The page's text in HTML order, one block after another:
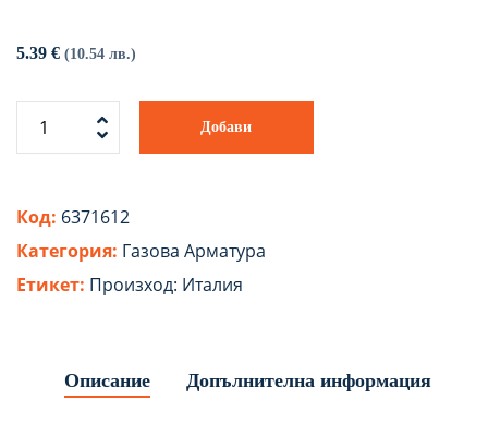
5.39 € (10.54 лв.)
Добави
Код: 6371612
Категория: Газова Арматура
Етикет: Произход: Италия
Описание Допълнителна информация